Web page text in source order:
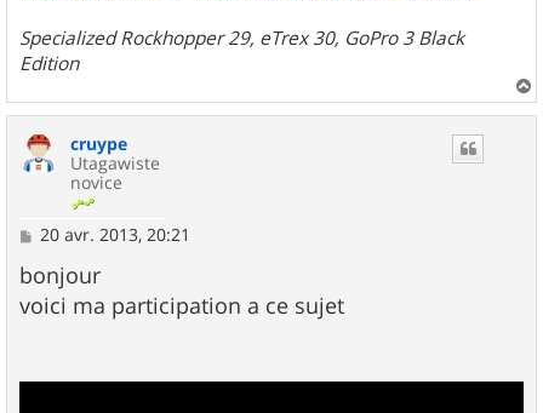
Specialized Rockhopper 29, eTrex 30, GoPro 3 Black
Edition
a
cruype
Utagawiste
novice
M
s
s
a
20 avr. 2013, 20:21
bonjour
voici ma participation a ce sujet